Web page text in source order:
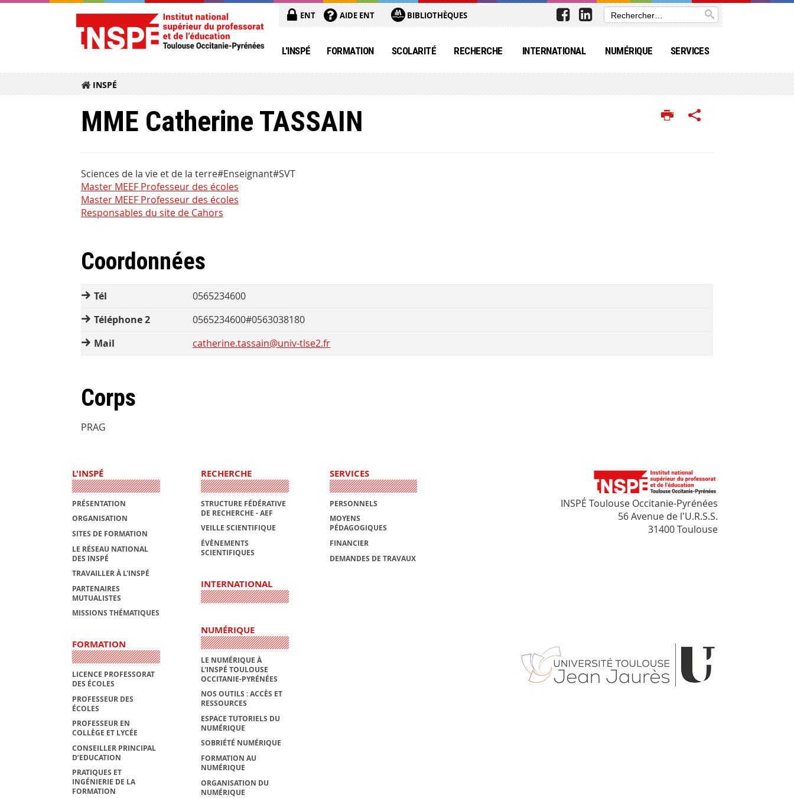
ENT AIDE ENT BIBLIOTHÈQUES
L'INSPÉ FORMATION SCOLARITÉ RECHERCHE INTERNATIONAL NUMÉRIQUE SERVICES
INSPÉ
MME Catherine TASSAIN
Sciences de la vie et de la terre#Enseignant#SVT
Master MEEF Professeur des écoles
Master MEEF Professeur des écoles
Responsables du site de Cahors
Coordonnées
Tél
0565234600
Téléphone 2
0565234600#0563038180
Mail
catherine.tassain@univ-tlse2.fr
Corps
PRAG
L'INSPÉ
PRÉSENTATION
ORGANISATION
SITES DE FORMATION
LE RÉSEAU NATIONAL
DES INSPÉ
TRAVAILLER À L'INSPÉ
PARTENAIRES
MUTUALISTES
MISSIONS THÉMATIQUES
FORMATION
LICENCE PROFESSORAT
DES ÉCOLES
PROFESSEUR DES
ÉCOLES
PROFESSEUR EN
COLLÈGE ET LYCÉE
CONSEILLER PRINCIPAL
D’EDUCATION
PRATIQUES ET
INGÉNIERIE DE LA
FORMATION
RECHERCHE
STRUCTURE FÉDÉRATIVE
DE RECHERCHE - AEF
VEILLE SCIENTIFIQUE
ÉVÈNEMENTS
SCIENTIFIQUES
INTERNATIONAL
NUMÉRIQUE
LE NUMÉRIQUE À
L'INSPÉ TOULOUSE
OCCITANIE-PYRÉNÉES
NOS OUTILS : ACCÈS ET
RESSOURCES
ESPACE TUTORIELS DU
NUMÉRIQUE
SOBRIÉTÉ NUMÉRIQUE
FORMATION AU
NUMÉRIQUE
ORGANISATION DU
NUMÉRIQUE
SERVICES
PERSONNELS
MOYENS
PÉDAGOGIQUES
FINANCIER
DEMANDES DE TRAVAUX
INSPÉ Toulouse Occitanie-Pyrénées
56 Avenue de l'U.R.S.S.
31400 Toulouse